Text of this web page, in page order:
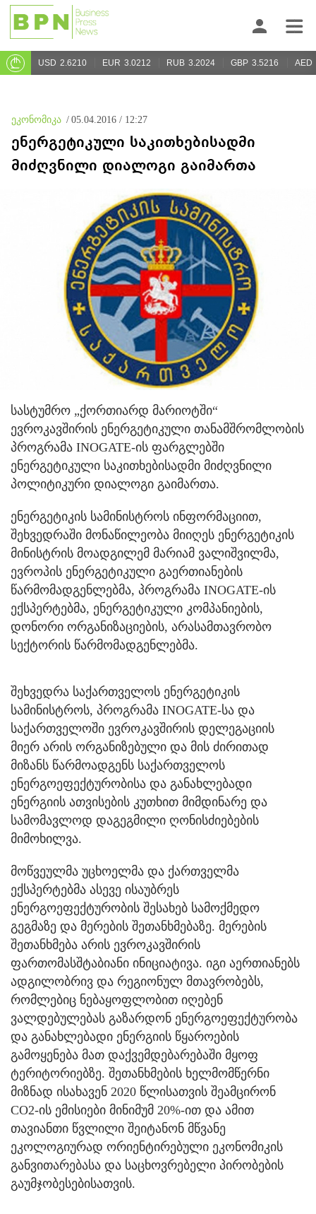
USD 2.6210 EUR 3.0212 RUB 3.2024 GBP 3.5216 AED
ეკონომიკა / 05.04.2016 / 12:27
ენერგეტიკული საკითხებისადმი
მიძღვნილი დიალოგი გაიმართა
სასტუმრო „ქორთიარდ მარიოტში“
ევროკავშირის ენერგეტიკული თანამშრომლობის
პროგრამა INOGATE-ის ფარგლებში
ენერგეტიკული საკითხებისადმი მიძღვნილი
პოლიტიკური დიალოგი გაიმართა.
ენერგეტიკის სამინისტროს ინფორმაციით,
შეხვედრაში მონაწილეობა მიიღეს ენერგეტიკის
მინისტრის მოადგილემ მარიამ ვალიშვილმა,
ევროპის ენერგეტიკული გაერთიანების
წარმომადგენლებმა, პროგრამა INOGATE-ის
ექსპერტებმა, ენერგეტიკული კომპანიების,
დონორი ორგანიზაციების, არასამთავრობო
სექტორის წარმომადგენლებმა.
შეხვედრა საქართველოს ენერგეტიკის
სამინისტროს, პროგრამა INOGATE-სა და
საქართველოში ევროკავშირის დელეგაციის
მიერ არის ორგანიზებული და მის ძირითად
მიზანს წარმოადგენს საქართველოს
ენერგოეფექტურობისა და განახლებადი
ენერგიის ათვისების კუთხით მიმდინარე და
სამომავლოდ დაგეგმილი ღონისძიებების
მიმოხილვა.
მოწვეულმა უცხოელმა და ქართველმა
ექსპერტებმა ასევე ისაუბრეს
ენერგოეფექტურობის შესახებ სამოქმედო
გეგმაზე და მერების შეთანხმებაზე. მერების
შეთანხმება არის ევროკავშირის
ფართომასშტაბიანი ინიციატივა. იგი აერთიანებს
ადგილობრივ და რეგიონულ მთავრობებს,
რომლებიც ნებაყოფლობით იღებენ
ვალდებულებას გაზარდონ ენერგოეფექტურობა
და განახლებადი ენერგიის წყაროების
გამოყენება მათ დაქვემდებარებაში მყოფ
ტერიტორიებზე. შეთანხმების ხელმომწერნი
მიზნად ისახავენ 2020 წლისათვის შეამცირონ
CO2-ის ემისიები მინიმუმ 20%-ით და ამით
თავიანთი წვლილი შეიტანონ მწვანე
ეკოლოგიურად ორიენტირებული ეკონომიკის
განვითარებასა და საცხოვრებელი პირობების
გაუმჯობესებისათვის.